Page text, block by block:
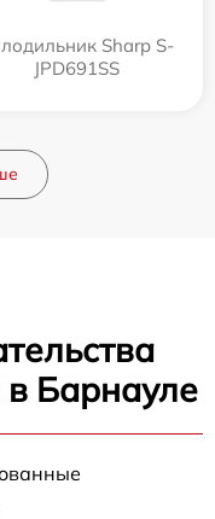
Sharp S-
JPD691SS
в Барнауле